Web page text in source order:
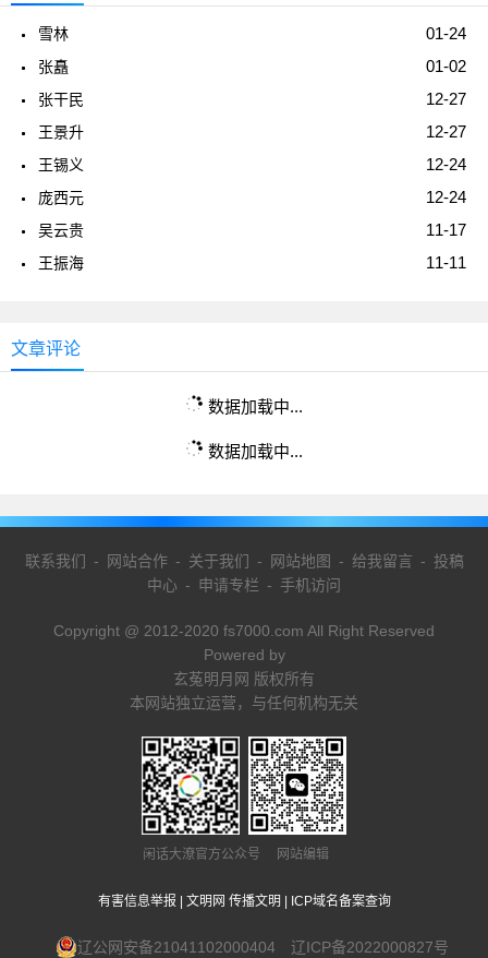
01-24
雪林
01-02
张矗
12-27
张干民
12-27
王景升
12-24
王锡义
12-24
庞西元
11-17
吴云贵
11-11
王振海
文章评论
数据加载中...
数据加载中...
联系我们 - 网站合作- 关于我们 - 网站地图 - 给我留言 - 投稿
中心 - 申请专栏 - 手机访问
Copyright @ 2012-2020 fs7000.com All Right Reserved
Powered by
玄菟明月网 版权所有
本网站独立运营，与任何机构无关
闲话大潦官方公众号 网站编辑
有害信息举报 文明网 传播文明 ICP域名备案查询
辽公网安备21041102000404 辽ICP备2022000827号